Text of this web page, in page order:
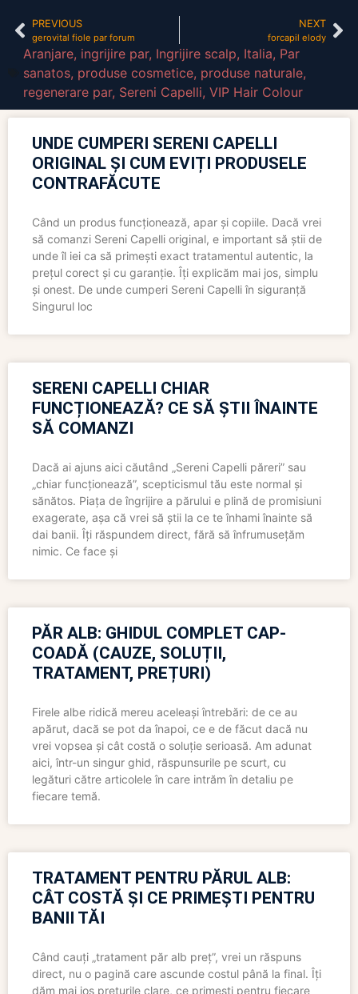
PREVIOUS
gerovital fiole par forum
NEXT
forcapil elody
Aranjare, ingrijire par, Ingrijire scalp, Italia, Par
sanatos, produse cosmetice, produse naturale,
regenerare par, Sereni Capelli, VIP Hair Colour
UNDE CUMPERI SERENI CAPELLI
ORIGINAL ȘI CUM EVIȚI PRODUSELE
CONTRAFĂCUTE
Când un produs funcționează, apar și copiile. Dacă vrei
să comanzi Sereni Capelli original, e important să știi de
unde îl iei ca să primești exact tratamentul autentic, la
prețul corect și cu garanție. Îți explicăm mai jos, simplu
și onest. De unde cumperi Sereni Capelli în siguranță
Singurul loc
SERENI CAPELLI CHIAR
FUNCȚIONEAZĂ? CE SĂ ȘTII ÎNAINTE
SĂ COMANZI
Dacă ai ajuns aici căutând „Sereni Capelli păreri” sau
„chiar funcționează”, scepticismul tău este normal și
sănătos. Piața de îngrijire a părului e plină de promisiuni
exagerate, așa că vrei să știi la ce te înhami înainte să
dai banii. Îți răspundem direct, fără să înfrumusețăm
nimic. Ce face și
PĂR ALB: GHIDUL COMPLET CAP-
COADĂ (CAUZE, SOLUȚII,
TRATAMENT, PREȚURI)
Firele albe ridică mereu aceleași întrebări: de ce au
apărut, dacă se pot da înapoi, ce e de făcut dacă nu
vrei vopsea și cât costă o soluție serioasă. Am adunat
aici, într-un singur ghid, răspunsurile pe scurt, cu
legături către articolele în care intrăm în detaliu pe
fiecare temă.
TRATAMENT PENTRU PĂRUL ALB:
CÂT COSTĂ ȘI CE PRIMEȘTI PENTRU
BANII TĂI
Când cauți „tratament păr alb preț”, vrei un răspuns
direct, nu o pagină care ascunde costul până la final. Îți
dăm mai jos prețurile clare, ce primești pentru fiecare